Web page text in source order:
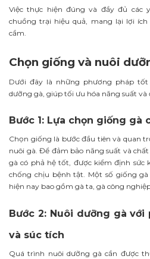
Việc thực hiện đúng và đầy đủ các
chuồng trại hiệu quả, mang lại lợi
cầm.
Chọn giống và nuôi
Dưới đây là những phương pháp
dưỡng gà, giúp tối ưu hóa năng suất và
Bước 1: Lựa chọn giống gà
Chọn giống là bước đầu tiên và quan
nuôi gà. Để đảm bảo năng suất và
gà có phả hệ tốt, được kiểm định sức
chống chịu bệnh tật. Một số giống
hiện nay bao gồm gà ta, gà công
Bước 2: Nuôi dưỡng gà
và súc tích
Quá trình nuôi dưỡng gà cần được